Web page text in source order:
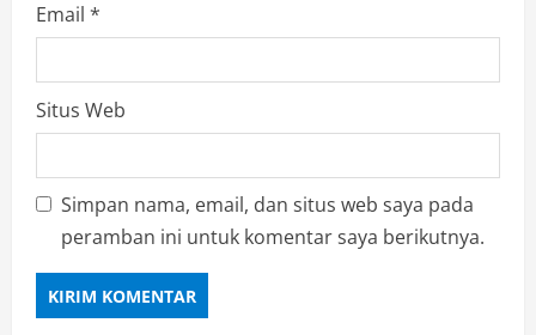
Email *
Situs Web
Simpan nama, email, dan situs web saya pada
peramban ini untuk komentar saya berikutnya.